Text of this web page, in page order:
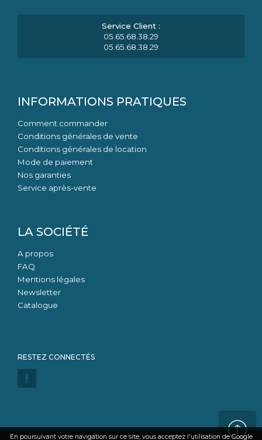
05.65.68.38.29
05.65.68.38.29
INFORMATIONS PRATIQUES
Comment commander
Conditions générales de vente
Conditions générales de location
Mode de paiement
Nos garanties
Service après-vente
LA SOCIÉTÉ
A propos
FAQ
Mentions légales
Newsletter
Catalogue
En poursuivant votre navigation sur ce site, vous acceptez l'utilisation de Google